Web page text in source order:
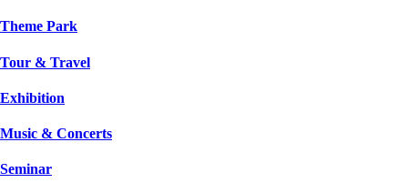
Theme Park
Tour & Travel
Exhibition
Music & Concerts
Seminar